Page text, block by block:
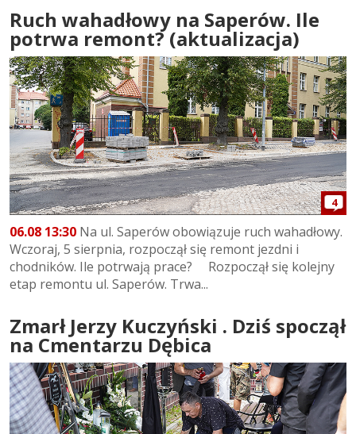
Ruch wahadłowy na Saperów. Ile
potrwa remont? (aktualizacja)
4
06.08 13:30 Na ul. Saperów obowiązuje ruch wahadłowy.
Wczoraj, 5 sierpnia, rozpoczął się remont jezdni i
chodników. Ile potrwają prace? Rozpoczął się kolejny
etap remontu ul. Saperów. Trwa...
Zmarł Jerzy Kuczyński . Dziś spoczął
na Cmentarzu Dębica